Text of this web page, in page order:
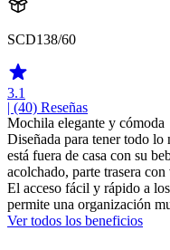
SCD138/60
3.1
| (40) Reseñas
Mochila elegante y cómoda
Diseñada para tener todo lo
está fuera de casa con su
acolchado, parte trasera
El acceso fácil y rápido a
permite una organización
Ver todos los beneficios